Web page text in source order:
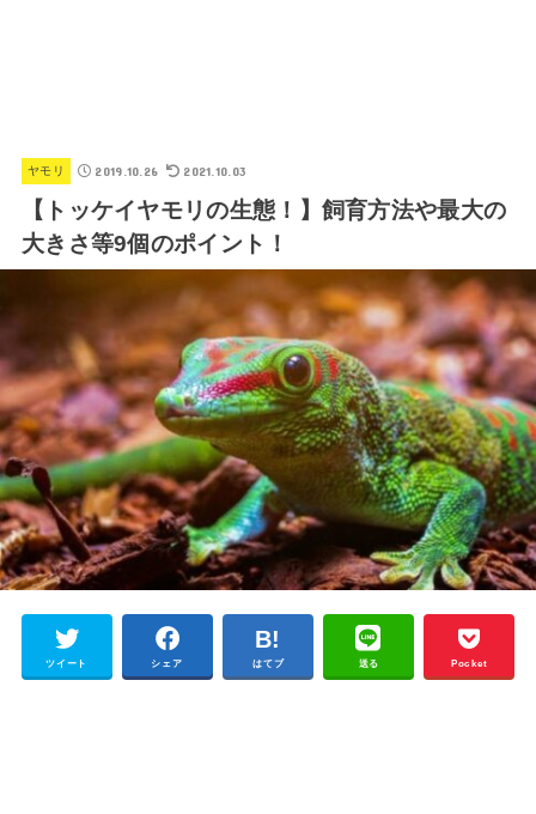
ヤモリ 2019.10.26 2021.10.03
【トッケイヤモリの生態！】飼育方法や最大の
大きさ等9個のポイント！
ツイート シェア はてブ 送る Pocket